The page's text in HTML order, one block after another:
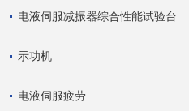
电液伺服减振器综合性能试验台
示功机
电液伺服疲劳